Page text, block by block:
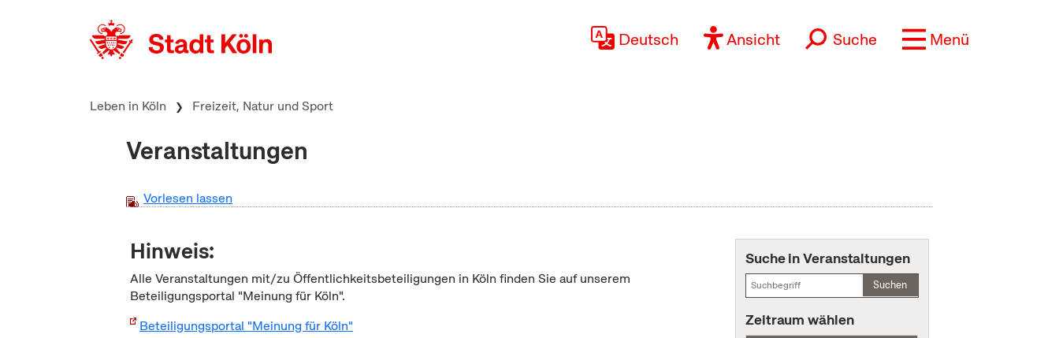
Deutsch Ansicht Suche Menü
Leben in Köln Freizeit, Natur und Sport
Veranstaltungen
Vorlesen lassen
Hinweis:
Alle Veranstaltungen mit/zu Öffentlichkeitsbeteiligungen in Köln finden Sie auf unserem
Beteiligungsportal "Meinung für Köln".
Beteiligungsportal "Meinung für Köln"
Suche in Veranstaltungen
Suchen
Zeitraum wählen